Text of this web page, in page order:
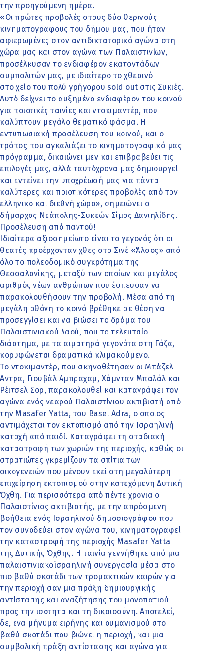
την προηγούμενη ημέρα.
«Οι πρώτες προβολές στους δύο θερινούς
κινηματογράφους του δήμου μας, που ήταν
αφιερωμένες στον αντιδικτατορικό αγώνα στη
χώρα μας και στον αγώνα των Παλαιστινίων,
προσέλκυσαν το ενδιαφέρον εκατοντάδων
συμπολιτών μας, με ιδιαίτερο το χθεσινό
στοιχείο του πολύ γρήγορου sold out στις Συκιές.
Αυτό δείχνει το αυξημένο ενδιαφέρον του κοινού
για ποιοτικές ταινίες και ντοκιμαντέρ, που
καλύπτουν μεγάλο θεματικό φάσμα. Η
εντυπωσιακή προσέλευση του κοινού, και ο
τρόπος που αγκαλιάζει το κινηματογραφικό μας
πρόγραμμα, δικαιώνει μεν και επιβραβεύει τις
επιλογές μας, αλλά ταυτόχρονα μας δημιουργεί
και εντείνει την υποχρέωσή μας για πάντα
καλύτερες και ποιοτικότερες προβολές από τον
ελληνικό και διεθνή χώρο», σημειώνει ο
δήμαρχος Νεάπολης-Συκεών Σίμος Δανιηλίδης.
Προσέλευση από παντού!
Ιδιαίτερα αξιοσημείωτο είναι το γεγονός ότι οι
θεατές προέρχονταν χθες στο Σινέ «Άλσος» από
όλο το πολεοδομικό συγκρότημα της
Θεσσαλονίκης, μεταξύ των οποίων και μεγάλος
αριθμός νέων ανθρώπων που έσπευσαν να
παρακολουθήσουν την προβολή. Μέσα από τη
μεγάλη οθόνη το κοινό βρέθηκε σε θέση να
προσεγγίσει και να βιώσει το δράμα του
Παλαιστινιακού λαού, που το τελευταίο
διάστημα, με τα αιματηρά γεγονότα στη Γάζα,
κορυφώνεται δραματικά κλιμακούμενο.
Το ντοκιμαντέρ, που σκηνοθέτησαν οι Μπάζελ
Αντρα, Γιουβάλ Αμπραχαμ, Χάμνταν Μπαλάλ και
Ρέιτσελ Σορ, παρακολουθεί και καταγράφει τον
αγώνα ενός νεαρού Παλαιστίνιου ακτιβιστή από
την Masafer Yatta, του Basel Adra, ο οποίος
αντιμάχεται τον εκτοπισμό από την Ισραηλινή
κατοχή από παιδί. Καταγράφει τη σταδιακή
καταστροφή των χωριών της περιοχής, καθώς οι
στρατιώτες γκρεμίζουν τα σπίτια των
οικογενειών που μένουν εκεί στη μεγαλύτερη
επιχείρηση εκτοπισμού στην κατεχόμενη Δυτική
Όχθη. Για περισσότερα από πέντε χρόνια ο
Παλαιστίνιος ακτιβιστής, με την απρόσμενη
βοήθεια ενός Ισραηλινού δημοσιογράφου που
τον συνοδεύει στον αγώνα του, κινηματογραφεί
την καταστροφή της περιοχής Masafer Yatta
της Δυτικής Όχθης. Η ταινία γεννήθηκε από μια
παλαιστινιακοϊσραηλινή συνεργασία μέσα στο
πιο βαθύ σκοτάδι των τρομακτικών καιρών για
την περιοχή σαν μια πράξη δημιουργικής
αντίστασης και αναζήτησης του μονοπατιού
προς την ισότητα και τη δικαιοσύνη. Αποτελεί,
δε, ένα μήνυμα ειρήνης και ουμανισμού στο
βαθύ σκοτάδι που βιώνει η περιοχή, και μια
συμβολική πράξη αντίστασης και αγώνα για